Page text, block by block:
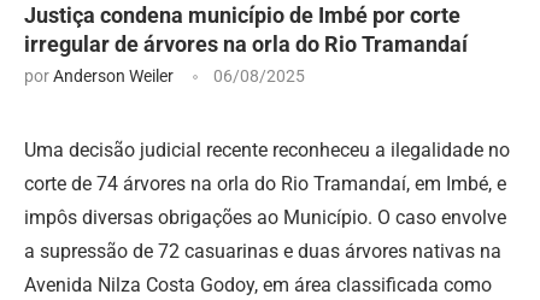
Justiça condena município de Imbé por corte
irregular de árvores na orla do Rio Tramandaí
porAnderson Weiler 06/08/2025
Uma decisão judicial recente reconheceu a ilegalidade no
corte de 74 árvores na orla do Rio Tramandaí, em Imbé, e
impôs diversas obrigações ao Município. O caso envolve
a supressão de 72 casuarinas e duas árvores nativas na
Avenida Nilza Costa Godoy, em área classificada como